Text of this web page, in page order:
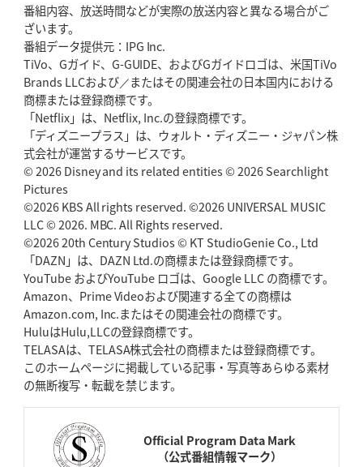
番組内容、放送時間などが実際の放送内容と異なる場合がご
ざいます。
番組データ提供元：IPG Inc.
TiVo、Gガイド、G-GUIDE、およびGガイドロゴは、米国TiVo
Brands LLCおよび／またはその関連会社の日本国内における
商標または登録商標です。
「Netflix」は、Netflix, Inc.の登録商標です。
「ディズニープラス」は、ウォルト・ディズニー・ジャパン株
式会社が運営するサービスです。
© 2026 Disney and its related entities © 2026 Searchlight
Pictures
©2026 KBS All rights reserved. ©2026 UNIVERSAL MUSIC
LLC © 2026. MBC. All Rights reserved.
©2026 20th Century Studios © KT StudioGenie Co., Ltd
「DAZN」は、DAZN Ltd.の商標または登録商標です。
YouTube およびYouTube ロゴは、Google LLC の商標です。
Amazon、Prime Videoおよび関連する全ての商標は
Amazon.com, Inc.またはその関連会社の商標です。
HuluはHulu,LLCの登録商標です。
TELASAは、TELASA株式会社の商標または登録商標です。
このホームページに掲載している記事・写真等あらゆる素材
の無断複写・転載を禁じます。
Official Program Data Mark
（公式番組情報マーク）